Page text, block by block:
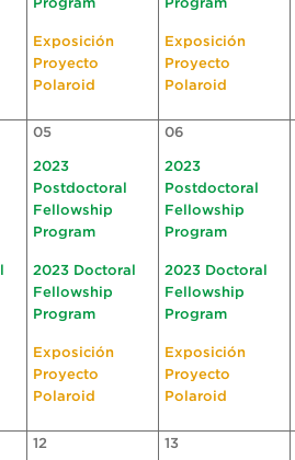
Program
Exposición
Proyecto
Polaroid
Program
Exposición
Proyecto
Polaroid
05
2023
Postdoctoral
Fellowship
Program
2023 Doctoral
Fellowship
Program
Exposición
Proyecto
Polaroid
06
2023
Postdoctoral
Fellowship
Program
2023 Doctoral
Fellowship
Program
Exposición
Proyecto
Polaroid
12 13